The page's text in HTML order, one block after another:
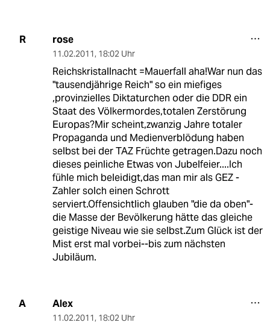
R rose
11.02.2011, 18:02 Uhr
Reichskristallnacht =Mauerfall aha!War nun das
"tausendjährige Reich" so ein miefiges
,provinzielles Diktaturchen oder die DDR ein
Staat des Völkermordes,totalen Zerstörung
Europas?Mir scheint,zwanzig Jahre totaler
Propaganda und Medienverblödung haben
selbst bei der TAZ Früchte getragen.Dazu noch
dieses peinliche Etwas von Jubelfeier....Ich
fühle mich beleidigt,das man mir als GEZ -
Zahler solch einen Schrott
serviert.Offensichtlich glauben "die da oben"-
die Masse der Bevölkerung hätte das gleiche
geistige Niveau wie sie selbst.Zum Glück ist der
Mist erst mal vorbei--bis zum nächsten
Jubiläum.
A Alex
11.02.2011, 18:02 Uhr